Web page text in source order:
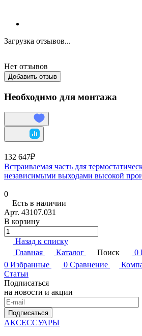
Загрузка отзывов...
Нет отзывов
Добавить отзыв
Необходимо для монтажа
132 647₽
Встраиваемая часть для
независимыми выходами высокой
0
Есть в наличии
Арт. 43107.031
В корзину
Назад к списку
Главная
Каталог Поиск 0
0 Избранные 0 Сравнение
Статьи
Подписаться
на новости и акции
Подписаться
АКСЕССУАРЫ